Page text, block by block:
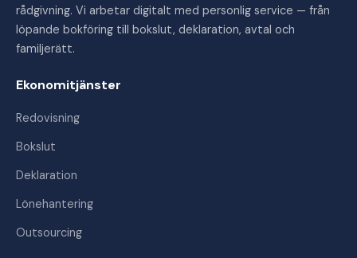
rådgivning. Vi arbetar digitalt med personlig service — från
löpande bokföring till bokslut, deklaration, avtal och
familjerätt.
Ekonomitjänster
Redovisning
Bokslut
Deklaration
Lönehantering
Outsourcing